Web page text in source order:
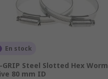
En stock
GRIP Steel Slotted Hex Worm
80 mm ID